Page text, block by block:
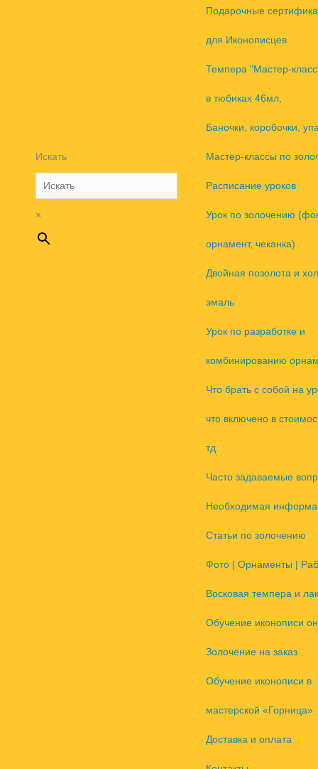
Искать
×
Подарочные
для Иконописцев
Темпера "Мастер-
в тюбиках 46мл,
Баночки, коробочки,
Мастер-классы по
Расписание уроков
Урок по золочению
орнамент, чеканка)
Двойная позолота и
эмаль
Урок по разработке и
комбинированию
Что брать с собой на
что включено в
тд.
Часто задаваемые
Необходимая
Статьи по золочению
Фото | Орнаменты |
Восковая темпера и лак
Обучение иконописи
Золочение на заказ
Обучение иконописи в
мастерской «Горница»
Доставка и оплата